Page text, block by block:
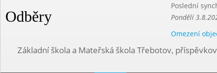
Odběry
Poslední
Pondělí
Omezení
Základní škola a Mateřská škola Třebotov,